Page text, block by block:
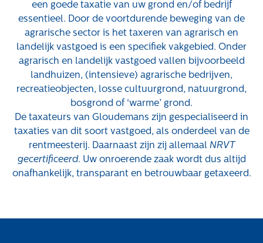
Concurrentiegerichte dialoog en tenderstrategie
Hoge Woerd in Ewijk
Pachtbeleid gemeente Valkenswaard: duurzame
pacht als instrument voor landbouw- en
watertransitie
Strategisch grondbeleid als motor voor
woningbouwversnelling Gemeente Vught
Over ons
Maatschappelijk
Regeling van Rentmeesters 2020
Klachtenbehandeling Procedure (KBP)
een goede taxatie van uw grond en/of bedrijf
essentieel. Door de voortdurende beweging van de
agrarische sector is het taxeren van agrarisch en
landelijk vastgoed is een specifiek vakgebied. Onder
agrarisch en landelijk vastgoed vallen bijvoorbeeld
landhuizen, (intensieve) agrarische bedrijven,
recreatieobjecten, losse cultuurgrond, natuurgrond,
bosgrond of ‘warme’ grond.
De taxateurs van Gloudemans zijn gespecialiseerd in
taxaties van dit soort vastgoed, als onderdeel van de
rentmeesterij. Daarnaast zijn zij allemaal NRVT
gecertificeerd. Uw onroerende zaak wordt dus altijd
onafhankelijk, transparant en betrouwbaar getaxeerd.